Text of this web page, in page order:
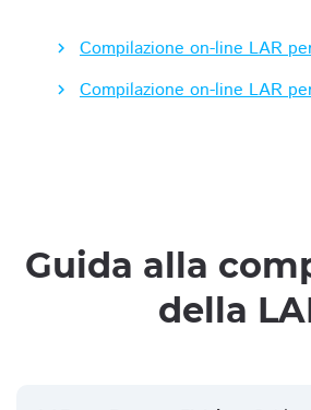
Compilazione on-line LAR
Compilazione on-line LAR
Guida alla
della